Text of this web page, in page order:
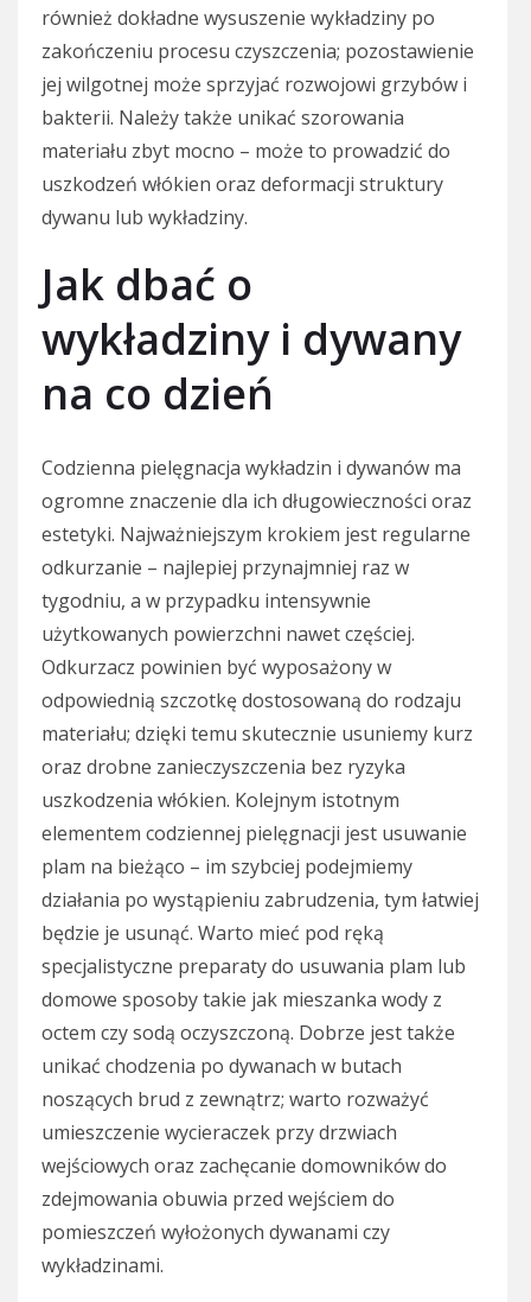
również dokładne wysuszenie wykładziny po
zakończeniu procesu czyszczenia; pozostawienie
jej wilgotnej może sprzyjać rozwojowi grzybów i
bakterii. Należy także unikać szorowania
materiału zbyt mocno – może to prowadzić do
uszkodzeń włókien oraz deformacji struktury
dywanu lub wykładziny.
Jak dbać o
wykładziny i dywany
na co dzień
Codzienna pielęgnacja wykładzin i dywanów ma
ogromne znaczenie dla ich długowieczności oraz
estetyki. Najważniejszym krokiem jest regularne
odkurzanie – najlepiej przynajmniej raz w
tygodniu, a w przypadku intensywnie
użytkowanych powierzchni nawet częściej.
Odkurzacz powinien być wyposażony w
odpowiednią szczotkę dostosowaną do rodzaju
materiału; dzięki temu skutecznie usuniemy kurz
oraz drobne zanieczyszczenia bez ryzyka
uszkodzenia włókien. Kolejnym istotnym
elementem codziennej pielęgnacji jest usuwanie
plam na bieżąco – im szybciej podejmiemy
działania po wystąpieniu zabrudzenia, tym łatwiej
będzie je usunąć. Warto mieć pod ręką
specjalistyczne preparaty do usuwania plam lub
domowe sposoby takie jak mieszanka wody z
octem czy sodą oczyszczoną. Dobrze jest także
unikać chodzenia po dywanach w butach
noszących brud z zewnątrz; warto rozważyć
umieszczenie wycieraczek przy drzwiach
wejściowych oraz zachęcanie domowników do
zdejmowania obuwia przed wejściem do
pomieszczeń wyłożonych dywanami czy
wykładzinami.